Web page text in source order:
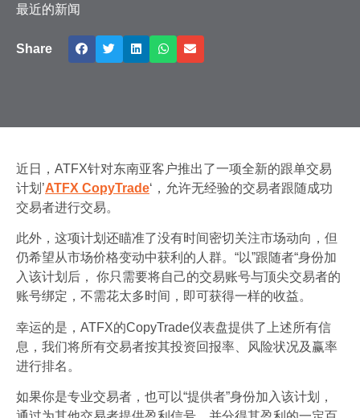
最近的新闻
Share
近日，ATFX针对东南亚客户推出了一项全新的跟单交易
计划’ATFX CopyTrade‘，允许无经验的交易者跟随成功
交易者进行交易。
此外，这项计划还瞄准了没有时间密切关注市场动向，但
仍希望从市场价格变动中获利的人群。“以”跟随者“身份加
入该计划后， 你只需要将自己的交易账号与顶尖交易者的
账号绑定，不需花太多时间，即可获得一样的收益。
幸运的是，ATFX的CopyTrade仪表盘提供了上述所有信
息，我们将所有交易者按其投资回报率、风险状况及赢率
进行排名。
如果你是专业交易者，也可以“提供者”身份加入该计划，